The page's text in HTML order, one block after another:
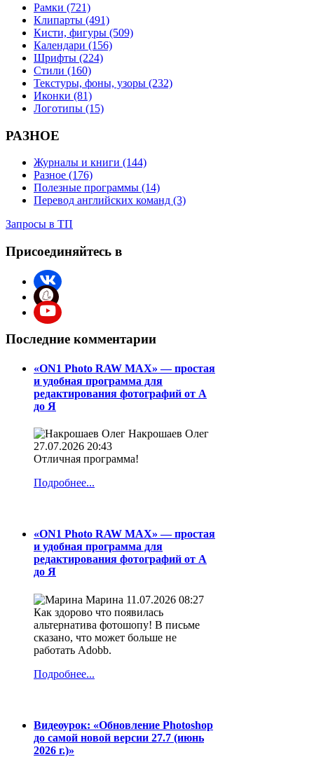
Рамки (721)
Клипарты (491)
Кисти, фигуры (509)
Календари (156)
Шрифты (224)
Стили (160)
Текстуры, фоны, узоры (232)
Иконки (81)
Логотипы (15)
РАЗНОЕ
Журналы и книги (144)
Разное (176)
Полезные программы (14)
Перевод английских команд (3)
Запросы в ТП
Присоединяйтесь в
Последние комментарии
«ON1 Photo RAW MAX» — простая
и удобная программа для
редактирования фотографий от А
до Я
Накрошаев Олег
27.07.2026 20:43
Отличная программа!
Подробнее...
«ON1 Photo RAW MAX» — простая
и удобная программа для
редактирования фотографий от А
до Я
Марина 11.07.2026 08:27
Как здорово что появилась
альтернатива фотошопу! В письме
сказано, что может больше не
работать Adobb.
Подробнее...
Видеоурок: «Обновление Photoshop
до самой новой версии 27.7 (июнь
2026 г.)»